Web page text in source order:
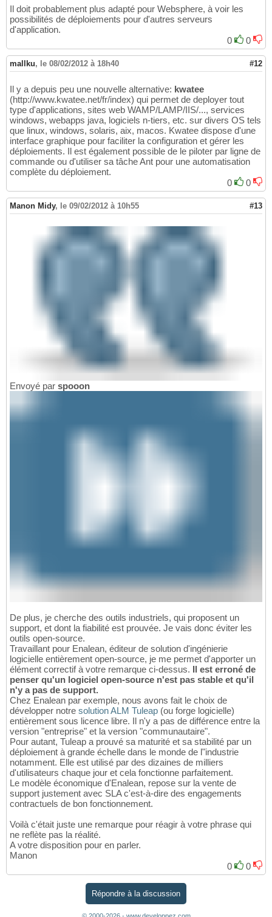
Il doit probablement plus adapté pour Websphere, à voir les
possibilités de déploiements pour d'autres serveurs
d'application.
0
0
mallku, le 08/02/2012 à 18h40 #12
Il y a depuis peu une nouvelle alternative: kwatee
(http://www.kwatee.net/fr/index) qui permet de deployer tout
type d'applications, sites web WAMP/LAMP/IIS/..., services
windows, webapps java, logiciels n-tiers, etc. sur divers OS tels
que linux, windows, solaris, aix, macos. Kwatee dispose d'une
interface graphique pour faciliter la configuration et gérer les
déploiements. Il est également possible de le piloter par ligne de
commande ou d'utiliser sa tâche Ant pour une automatisation
complète du déploiement.
0
0
Manon Midy, le 09/02/2012 à 10h55 #13
Envoyé par spooon
De plus, je cherche des outils industriels, qui proposent un
support, et dont la fiabilité est prouvée. Je vais donc éviter les
outils open-source.
Travaillant pour Enalean, éditeur de solution d'ingénierie
logicielle entièrement open-source, je me permet d'apporter un
élément correctif à votre remarque ci-dessus. Il est erroné de
penser qu'un logiciel open-source n'est pas stable et qu'il
n'y a pas de support.
Chez Enalean par exemple, nous avons fait le choix de
développer notre solution ALM Tuleap (ou forge logicielle)
entièrement sous licence libre. Il n'y a pas de différence entre la
version "entreprise" et la version "communautaire".
Pour autant, Tuleap a prouvé sa maturité et sa stabilité par un
déploiement à grande échelle dans le monde de l"industrie
notamment. Elle est utilisé par des dizaines de milliers
d'utilisateurs chaque jour et cela fonctionne parfaitement.
Le modèle économique d'Enalean, repose sur la vente de
support justement avec SLA c'est-à-dire des engagements
contractuels de bon fonctionnement.
Voilà c'était juste une remarque pour réagir à votre phrase qui
ne reflète pas la réalité.
A votre disposition pour en parler.
Manon
0
0
Répondre à la discussion